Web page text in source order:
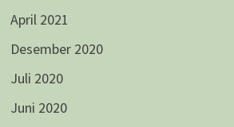
April 2021
Desember 2020
Juli 2020
Juni 2020